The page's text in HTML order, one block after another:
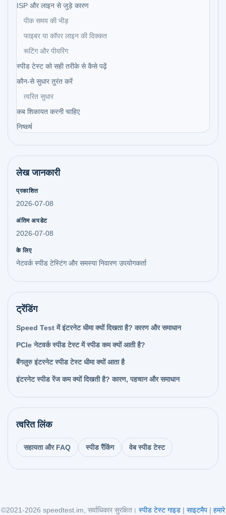
ISP और लाइन से जुड़े कारण
पीक समय की भीड़
फाइबर या कॉपर लाइन की दिक्कत
रूटिंग और पीयरिंग
स्पीड टेस्ट को सही तरीके से कैसे पढ़ें
कौन-से सुधार तुरंत करें
त्वरित सुधार
कब शिकायत करनी चाहिए
निष्कर्ष
लेख जानकारी
प्रकाशित
2026-07-08
अंतिम अपडेट
2026-07-08
के लिए
नेटवर्क स्पीड टेस्टिंग और समस्या निवारण उपयोगकर्ता
ट्रेंडिंग
Speed Test में इंटरनेट धीमा क्यों दिखता है? कारण और समाधान
PCIe नेटवर्क स्पीड टेस्ट में स्पीड कम क्यों आती है?
बैंगलुरु इंटरनेट स्पीड टेस्ट धीमा क्यों आता है
इंटरनेट स्पीड रेंज कम क्यों दिखती है? कारण, पहचान और समाधान
त्वरित लिंक
सहायता और FAQ स्पीड रैंकिंग वेब स्पीड टेस्ट
©2021-2026 speedtest.im, सर्वाधिकार सुरक्षित। स्पीड टेस्ट गाइड | साइटमैप | हमारे